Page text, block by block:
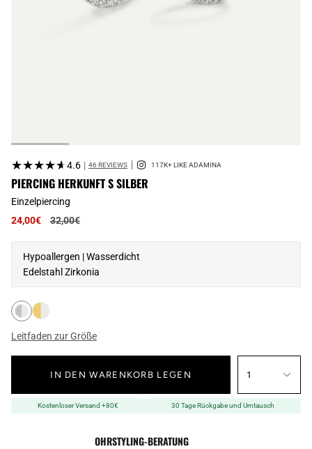
★★★★★
★★★★★4.6 | 46 REVIEWS
PIERCING HERKUNFT S SILBER
Einzelpiercing
24,00€
Regulärer
32,00€
Hypoallergen | Wasserdicht
Edelstahl Zirkonia
Leitfaden zur Größe
1
IN DEN WARENKORB LEGEN
Kostenloser Versand +80€ 30 Tage Rückgabe und Umtausch
OHRSTYLING-BERATUNG